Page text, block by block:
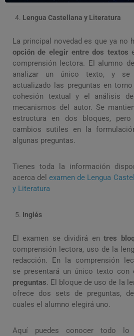
Lengua Castellana y Literatura
La principal novedad es que ya no
opción de elegir entre dos textos
comprensión lectora. El alumno
analizar un único texto, y se
actualizado las preguntas en
cohesión textual y el análisis
mecanismos del autor. Se
estructura en dos bloques,
cambios sutiles en la
algunas preguntas.
Tienes toda la información
acerca delexamen de Lengua
y Literatura
Inglés
El examen se dividirá entres
comprensión lectora, uso de la
redacción. En la comprensión
se presentará un único texto con
preguntas. El bloque de uso de la
ofrece dos sets de preguntas,
cuales el alumno elegirá uno.
Aquí puedes conocer todo lo